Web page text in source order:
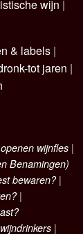
wijn |
& labels |
tot jaren |
wijnfles |
Benamingen)
bewaren?|
|
|